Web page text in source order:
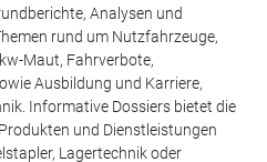
Analysen und
rund um Nutzfahrzeuge,
Maut, Fahrverbote,
Ausbildung und Karriere,
Informative Dossiers bietet die
und Dienstleistungen
Lagertechnik oder